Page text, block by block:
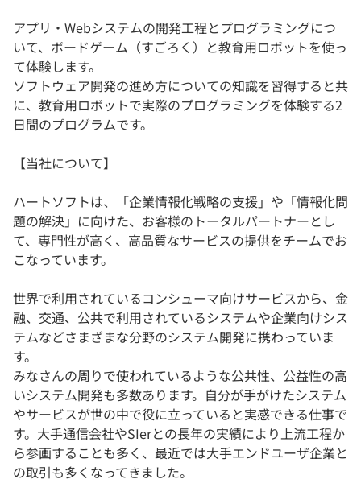
アプリ・Webシステムの開発工程とプログラミングにつ
いて、ボードゲーム（すごろく）と教育用ロボットを使っ
て体験します。
ソフトウェア開発の進め方についての知識を習得すると共
に、教育用ロボットで実際のプログラミングを体験する2
日間のプログラムです。
【当社について】
ハートソフトは、「企業情報化戦略の支援」や「情報化問
題の解決」に向けた、お客様のトータルパートナーとし
て、専門性が高く、高品質なサービスの提供をチームでお
こなっています。
世界で利用されているコンシューマ向けサービスから、金
融、交通、公共で利用されているシステムや企業向けシス
テムなどさまざまな分野のシステム開発に携わっていま
す。
みなさんの周りで使われているような公共性、公益性の高
いシステム開発も多数あります。自分が手がけたシステム
やサービスが世の中で役に立っていると実感できる仕事で
す。大手通信会社やSIerとの長年の実績により上流工程か
ら参画することも多く、最近では大手エンドユーザ企業と
の取引も多くなってきました。